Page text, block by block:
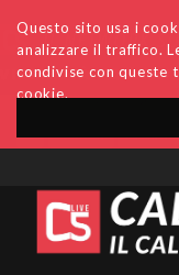
Questo sito usa i
analizzare il traffico.
condivise con queste
cookie.
Accedi Archivio